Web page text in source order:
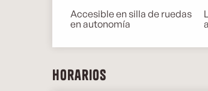
Accesible en silla de ruedas
en autonomía
Horarios